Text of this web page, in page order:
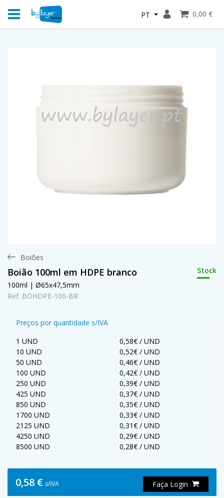
PT 0,00 €
Boiões
Boião 100ml em HDPE branco
Stock
100ml | Ø65x47,5mm
Ref. BOHDPE-100-BR
Preços por quantidade s/IVA
1 UND
0,58€ / UND
10 UND
0,52€ / UND
50 UND
0,46€ / UND
100 UND
0,42€ / UND
250 UND
0,39€ / UND
425 UND
0,37€ / UND
850 UND
0,35€ / UND
1700 UND
0,33€ / UND
2125 UND
0,31€ / UND
4250 UND
0,29€ / UND
8500 UND
0,28€ / UND
0,58 € s/IVA Faça Login